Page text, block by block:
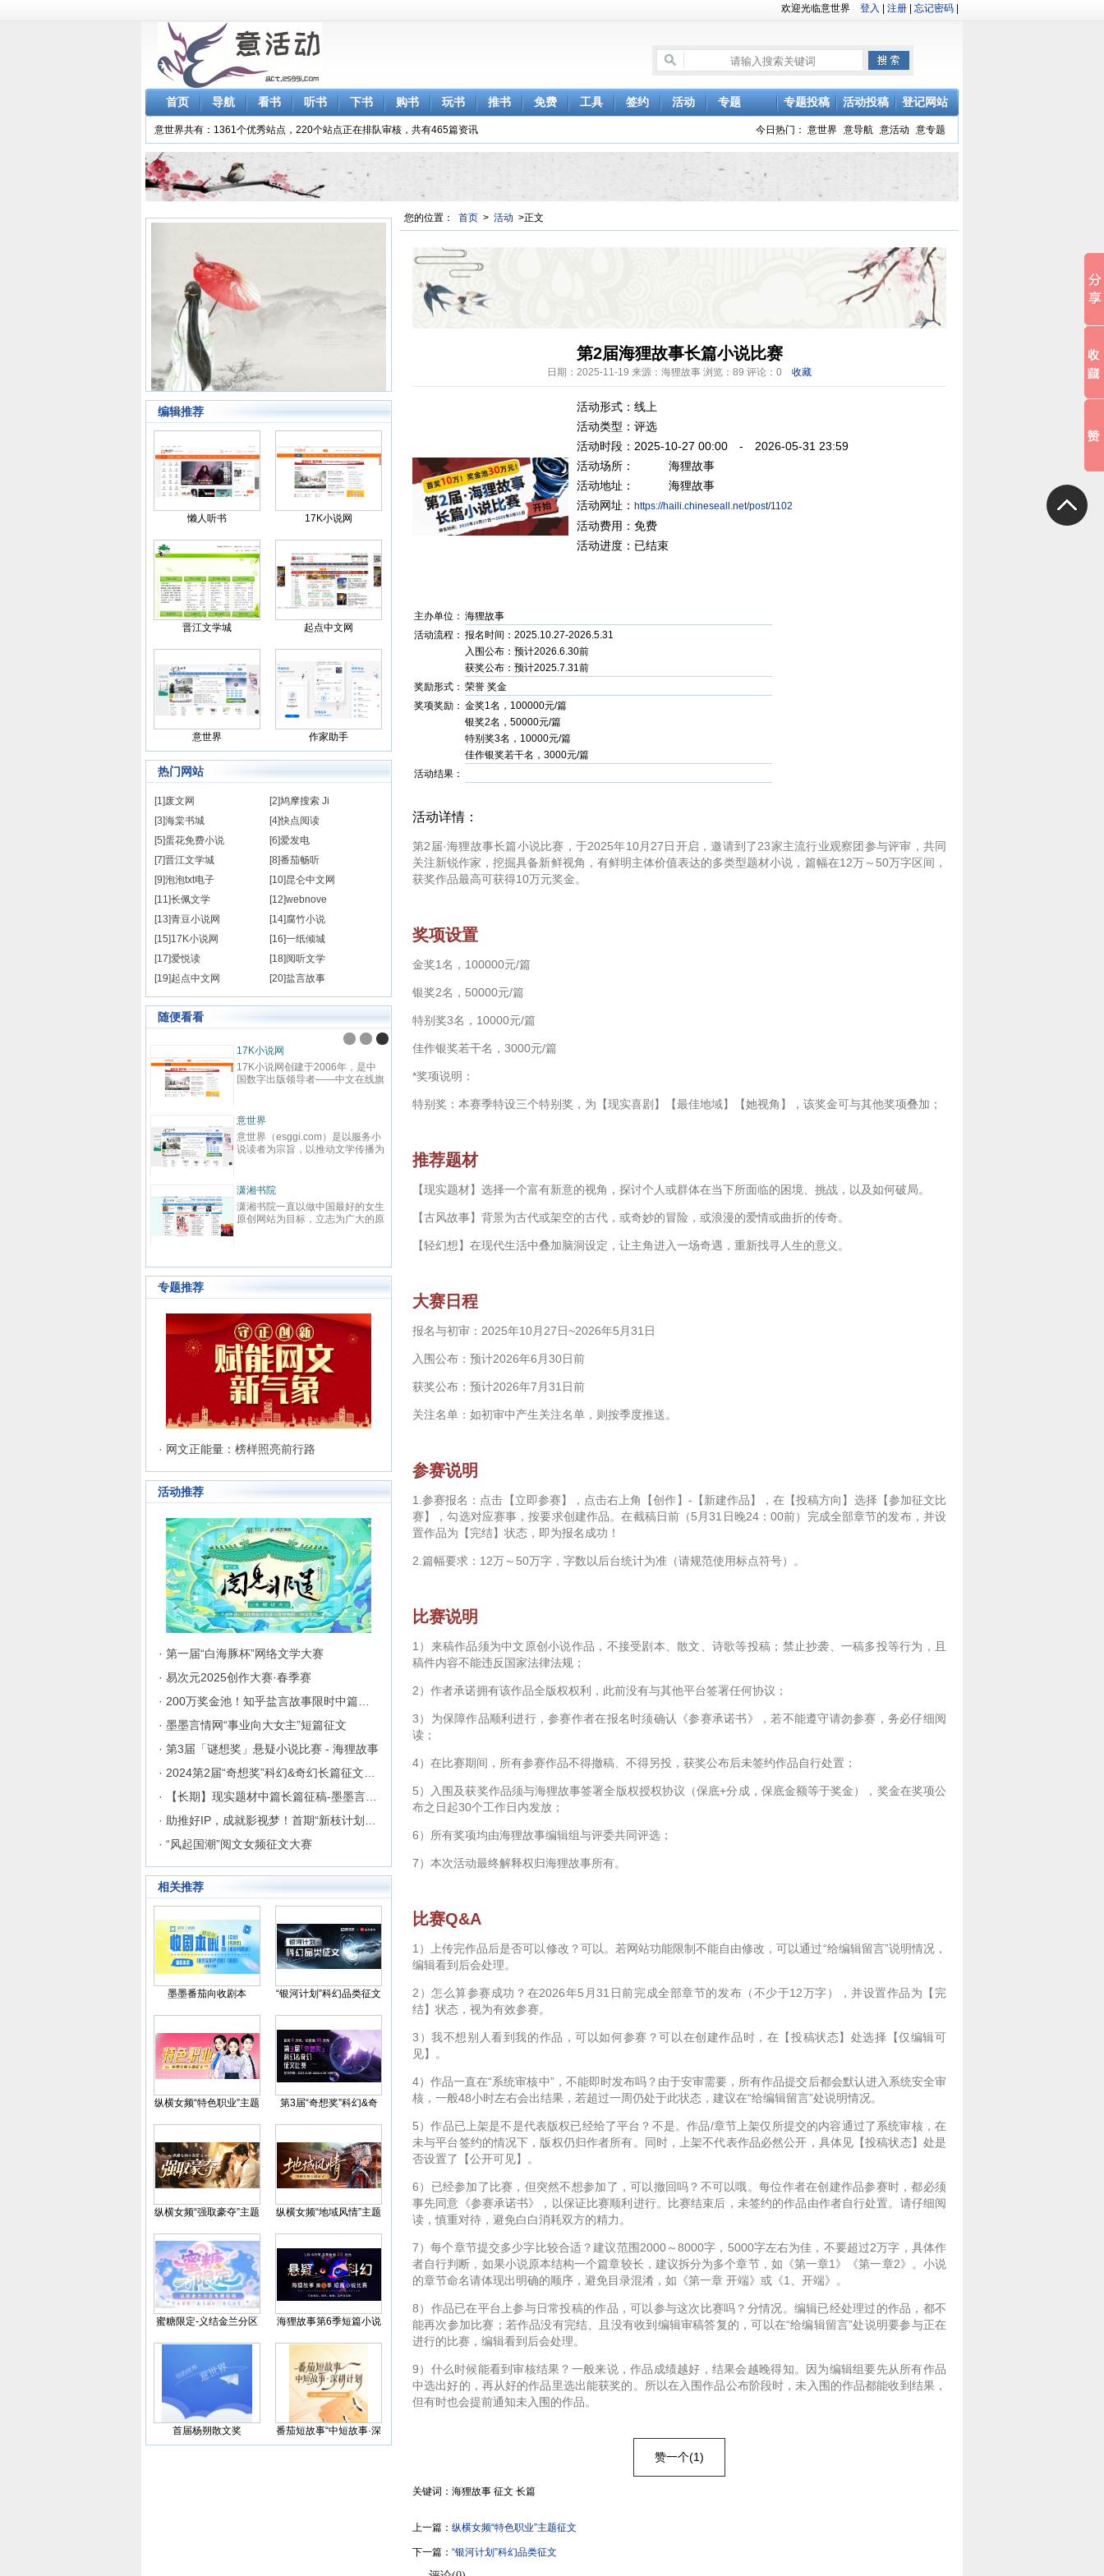
欢迎光临意世界 登入 注册 忘记密码
首页 导航 看书 听书 登记网站
活动投稿
专题投稿
下书 购书 玩书 推书 免费 工具 签约 活动 专题
意世界共有：1361个优秀站点，220个站点正在排队审核，共有465篇资讯 今日热门： 意世界 意导航 意活动 意专题
编辑推荐
懒人听书 17K小说网
晋江文学城 起点中文网
意世界 作家助手
热门网站
[1]废文网
[2]鸠摩搜索 Ji
[3]海棠书城
[4]快点阅读
[5]蛋花免费小说
[6]爱发电
[7]晋江文学城
[8]番茄畅听
[9]泡泡txt电子
[10]昆仑中文网
[11]长佩文学
[12]webnove
[13]青豆小说网
[14]腐竹小说
[15]17K小说网
[16]一纸倾城
[17]爱悦读
[18]阅听文学
[19]起点中文网
[20]盐言故事
随便看看
纵横中文网
纵横中文网成立于2008年9月，是
百度文学旗下的大型中文原创阅读
网站，坚持原创精品的建站理念，
鼎、激扬与全球化扩展，力求打造
最具主流影响力与商业价值的综合
文化平台，扶助并引导大师级作者
与史诗级作品的产生，推动中华文
化软力量的崛兴。纵横中文网拥
优秀品牌与资源，深入贯穿线上阅
读，线下出版、动漫改编、游戏改
编、影视改编等整条文化产业链。
经过多年努力，纵横中文网取得了
显著的成绩，书库存量超过16万
6000万，成为国内一流的中文原
创文学类专业网站。
17K小说网
国数字出版领导者——中文在线旗
先在线阅读网站。中文在线（股票
版机构之一，于2015年1月21日
在深交所创业板上市。中文在线
力于成为全球领先的中文数字出版
以“让每个人都享受创作的乐趣”为
目前已拥有网络作者超过40W，
知名作家2000余人，出版机构
起点中文网
起点中文网(www.qidian.com)创
立于2002年5月，是国内最大的原
创文学网站，隶属于国内最大的数
下。起点中文网以推动中国原创文
学事业为宗旨，长期致力于原创文
学作者的挖掘与培养，并取得了巨
大成果
说读者为宗旨，以推动文学传播为
目标，以公正客观为准则，为读者
小说和网站建造对外的展示窗口，
而诞生的新模式垂直综合平台。严
选优质和潜力小说网站，用全面及
时、见地独到的资讯信息，贴合需
富、功能多元、分析客观的资讯服
红袖添香
红袖添香网创办于1999年8月，是
全球领先的女性文学数字版权运营
商之一，中文女性阅读第一品牌。
准的原创书库。红袖添香为超过
文、杂文、诗歌、歌词、剧本、日
务，在言情、职场小说等女性文学
写作及出版领域独占高地。网站拥
有长、短篇原创作品总量超过192
万部（篇），日浏览量最高超过
5600万次。
潇湘书院
原创网站为目标，立志为广大的原
的文学发展平台。优秀的工作团队
站。
专题推荐
· 网文正能量：榜样照亮前行路
活动推荐
· 第一届“白海豚杯”网络文学大赛
· 易次元2025创作大赛·春季赛
· 墨墨言情网“事业向大女主”短篇征文
· 第3届「谜想奖」悬疑小说比赛 - 海狸故事
· “风起国潮”阅文女频征文大赛
相关推荐
墨墨番茄向收剧本 “银河计划”科幻品类征文
纵横女频“特色职业”主题
第3届“奇想奖”科幻&奇
纵横女频“强取豪夺”主题
纵横女频“地域风情”主题
蜜糖限定-义结金兰分区
海狸故事第6季短篇小说
文
首届杨朔散文奖
番茄短故事“中短故事·深
耕计划”激励活动
您的位置： 首页 > 活动 >正文
第2届海狸故事长篇小说比赛
日期：2025-11-19 来源：海狸故事 浏览： 89 评论：0 收藏
活动形式：线上
活动类型： 评选
活动时段：2025-10-27 00:00 - 2026-05-31 23:59
活动场所： 海狸故事
活动地址： 海狸故事
活动网址： https://haili.chineseall.net/post/1102
活动费用：免费
活动进度：已结束
主办单位： 海狸故事
活动流程： 报名时间：2025.10.27-2026.5.31
入围公布：预计2026.6.30前
获奖公布：预计2025.7.31前
奖励形式： 荣誉 奖金
奖项奖励： 金奖1名，100000元/篇
银奖2名，50000元/篇
特别奖3名，10000元/篇
佳作银奖若干名，3000元/篇
活动结果：
活动详情：
第2届·海狸故事长篇小说比赛，于2025年10月27日开启，邀请到了23家主流行业观察团参与评审，共同
关注新锐作家，挖掘具备新鲜视角，有鲜明主体价值表达的多类型题材小说，篇幅在12万～50万字区间，
获奖作品最高可获得10万元奖金。
奖项设置
金奖1名，100000元/篇
银奖2名，50000元/篇
特别奖3名，10000元/篇
佳作银奖若干名，3000元/篇
*奖项说明：
特别奖：本赛季特设三个特别奖，为【现实喜剧】【最佳地域】【她视角】，该奖金可与其他奖项叠加；
推荐题材
【现实题材】选择一个富有新意的视角，探讨个人或群体在当下所面临的困境、挑战，以及如何破局。
【古风故事】背景为古代或架空的古代，或奇妙的冒险，或浪漫的爱情或曲折的传奇。
【轻幻想】在现代生活中叠加脑洞设定，让主角进入一场奇遇，重新找寻人生的意义。
大赛日程
报名与初审：2025年10月27日~2026年5月31日
入围公布：预计2026年6月30日前
获奖公布：预计2026年7月31日前
关注名单：如初审中产生关注名单，则按季度推送。
参赛说明
1.参赛报名：点击【立即参赛】，点击右上角【创作】-【新建作品】，在【投稿方向】选择【参加征文比
赛】，勾选对应赛事，按要求创建作品。在截稿日前（5月31日晚24：00前）完成全部章节的发布，并设
置作品为【完结】状态，即为报名成功！
2.篇幅要求：12万～50万字，字数以后台统计为准（请规范使用标点符号）。
比赛说明
1）来稿作品须为中文原创小说作品，不接受剧本、散文、诗歌等投稿；禁止抄袭、一稿多投等行为，且
稿件内容不能违反国家法律法规；
2）作者承诺拥有该作品全版权权利，此前没有与其他平台签署任何协议；
3）为保障作品顺利进行，参赛作者在报名时须确认《参赛承诺书》，若不能遵守请勿参赛，务必仔细阅
读；
4）在比赛期间，所有参赛作品不得撤稿、不得另投，获奖公布后未签约作品自行处置；
5）入围及获奖作品须与海狸故事签署全版权授权协议（保底+分成，保底金额等于奖金），奖金在奖项公
布之日起30个工作日内发放；
6）所有奖项均由海狸故事编辑组与评委共同评选；
7）本次活动最终解释权归海狸故事所有。
比赛Q&A
1）上传完作品后是否可以修改？可以。若网站功能限制不能自由修改，可以通过“给编辑留言”说明情况，
编辑看到后会处理。
2）怎么算参赛成功？在2026年5月31日前完成全部章节的发布（不少于12万字），并设置作品为【完
结】状态，视为有效参赛。
3）我不想别人看到我的作品，可以如何参赛？可以在创建作品时，在【投稿状态】处选择【仅编辑可
见】。
4）作品一直在“系统审核中”，不能即时发布吗？由于安审需要，所有作品提交后都会默认进入系统安全审
核，一般48小时左右会出结果，若超过一周仍处于此状态，建议在“给编辑留言”处说明情况。
5）作品已上架是不是代表版权已经给了平台？不是。作品/章节上架仅所提交的内容通过了系统审核，在
未与平台签约的情况下，版权仍归作者所有。同时，上架不代表作品必然公开，具体见【投稿状态】处是
否设置了【公开可见】。
6）已经参加了比赛，但突然不想参加了，可以撤回吗？不可以哦。每位作者在创建作品参赛时，都必须
事先同意《参赛承诺书》，以保证比赛顺利进行。比赛结束后，未签约的作品由作者自行处置。请仔细阅
读，慎重对待，避免白白消耗双方的精力。
7）每个章节提交多少字比较合适？建议范围2000～8000字，5000字左右为佳，不要超过2万字，具体作
者自行判断，如果小说原本结构一个篇章较长，建议拆分为多个章节，如《第一章1》《第一章2》。小说
的章节命名请体现出明确的顺序，避免目录混淆，如《第一章 开端》或《1、开端》。
8）作品已在平台上参与日常投稿的作品，可以参与这次比赛吗？分情况。编辑已经处理过的作品，都不
能再次参加比赛；若作品没有完结、且没有收到编辑审稿答复的，可以在“给编辑留言”处说明要参与正在
进行的比赛，编辑看到后会处理。
9）什么时候能看到审核结果？一般来说，作品成绩越好，结果会越晚得知。因为编辑组要先从所有作品
中选出好的，再从好的作品里选出能获奖的。所以在入围作品公布阶段时，未入围的作品都能收到结果，
但有时也会提前通知未入围的作品。
赞一个(1)
关键词：海狸故事 征文 长篇
上一篇： 纵横女频“特色职业”主题征文
下一篇： “银河计划”科幻品类征文
Back to Top